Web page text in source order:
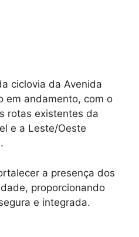
ciclovia da Avenida
em andamento, com o
rotas existentes da
e a Leste/Oeste
a presença dos
proporcionando
e integrada.